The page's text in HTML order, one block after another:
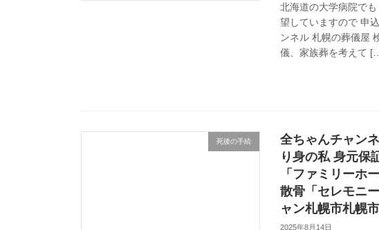
北海道の大学病院で
望していますので 申
ンネル 札幌の葬儀屋
儀、家族葬を考えて
死後の手続
全ちゃんチャン
り身の私 身元保
「ファミリーホ
散骨「セレモニ
ャン札幌市札幌
2025年8月14日